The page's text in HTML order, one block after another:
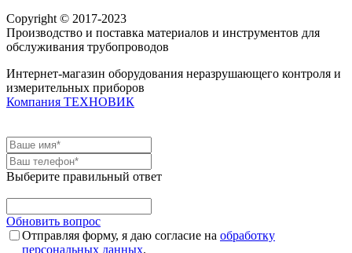
Copyright © 2017-2023
Производство и поставка материалов и инструментов для
обслуживания трубопроводов
Интернет-магазин оборудования неразрушающего контроля и
измерительных приборов
Компания ТЕХНОВИК
Выберите правильный ответ
Обновить вопрос
Отправляя форму, я даю согласие на обработку
персональных данных.